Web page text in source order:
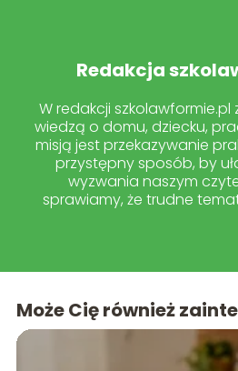
Redakcja
W redakcji szkolawformie.pl
wiedzą o domu, dziecku,
misją jest przekazywanie
przystępny sposób, by
wyzwania naszym
sprawiamy, że trudne
Może Cię również